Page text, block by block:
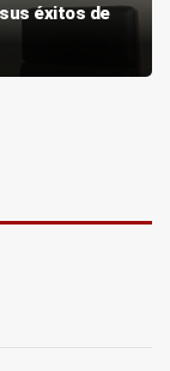
éxitos de